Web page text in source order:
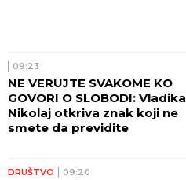
09:23
NE VERUJTE SVAKOME KO
GOVORI O SLOBODI: Vladika
Nikolaj otkriva znak koji ne
smete da previdite
DRUŠTVO 09:20